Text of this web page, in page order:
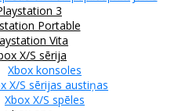
3
Portable
Vita
X/S sērija
Xbox konsoles
X/S sērijas austiņas
Xbox X/S spēles